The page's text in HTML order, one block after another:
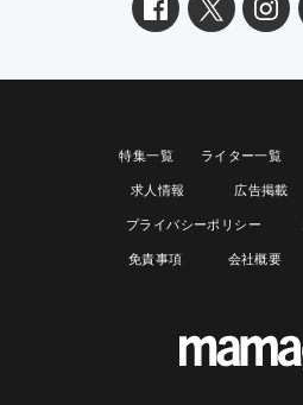
特集一覧 ライター一覧
求人情報 広告掲載
プライバシーポリシー
免責事項 会社概要